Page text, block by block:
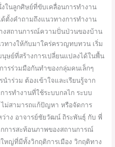
นลูกศิษย์ที่ขับเคลื่อนการทำงาน
ตั้งคำถามถึงแนวทางการทำงาน
งสถานการณ์ความปั่นป่วนของบ้าน
างให้กับมาใคร่ครวญทบทวน เริ่ม
นุษย์ที่สร้างการเปลี่ยนแปลงได้ในพื้น
รร่วมมือกันทำของกลุ่มคนเล็กๆ
ำร่วม ต้องเข้าใจและเรียนรู้จาก
ารทำงานที่ใช้ระบบกลไก ระบบ
ม่สามารถแก้ปัญหา หรือจัดการ
าง อาจารย์ชัยวัฒน์ ถิระพันธุ์ กับ พี่
การสะท้อนภาพของสถานการณ์
หญ่ที่มีทั้งวิกฤติการเมือง วิกฤติทาง